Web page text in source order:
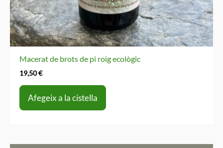
Macerat de brots de pi roig ecològic
19,50€
Afegeix a la cistella